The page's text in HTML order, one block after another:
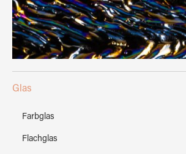
Glas
Farbglas
Flachglas